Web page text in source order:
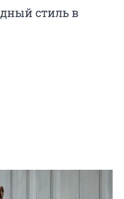
стиль в